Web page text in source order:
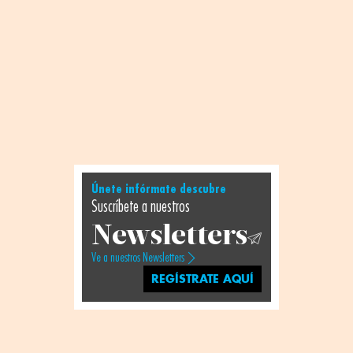
Únete infórmate descubre
Suscríbete a nuestros
Newsletters
Ve a nuestros Newsletters
REGÍSTRATE AQUÍ